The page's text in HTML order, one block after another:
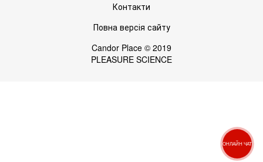
Контакти
Повна версія сайту
Candor Place © 2019
PLEASURE SCIENCE
ОНЛАЙН ЧАТ